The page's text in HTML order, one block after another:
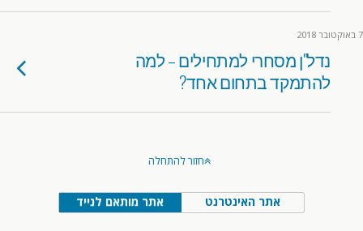
7 באוקטובר 2018
נדל"ן מסחרי למתחילים – למה
להתמקד בתחום אחד?
חזור להתחלה
אתר מותאם לנייד אתר האינטרנט